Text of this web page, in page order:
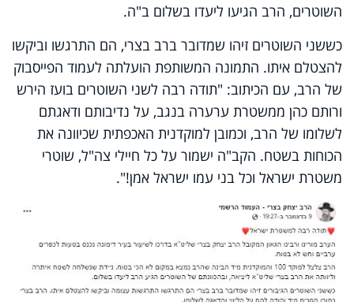
השוטרים, הרב הגיעו ליעדו בשלום ב"ה.
כששני השוטרים זיהו שמדובר ברב בצרי, הם התרגשו וביקשו
להצטלם איתו. התמונה המשותפת הועלתה לעמוד הפייסבוק
של הרב, עם הכיתוב: "תודה רבה לשני השוטרים בועז הירש
ורותם כהן ממשטרת ערערה בנגב, על נדיבותם ודאגתם
לשלומו של הרב, וכמובן למוקדנית האכפתית שכיוונה את
הכוחות בשטח. הקב"ה ישמור על כל חיילי צה"ל, שוטרי
משטרת ישראל וכל בני עמו ישראל אמן!
".